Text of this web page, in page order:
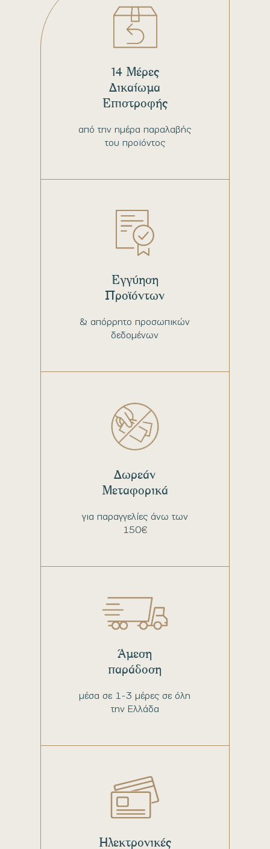
από την ημέρα παραλαβής
του προϊόντος
14 Μέρες
Δικαίωμα
Επιστροφής
& απόρρητο προσωπικών
δεδομένων
Εγγύηση
Προϊόντων
για παραγγελίες άνω των
150€
Δωρεάν
Μεταφορικά
μέσα σε 1-3 μέρες σε όλη
την Ελλάδα
Άμεση
παράδοση
Ηλεκτρονικές